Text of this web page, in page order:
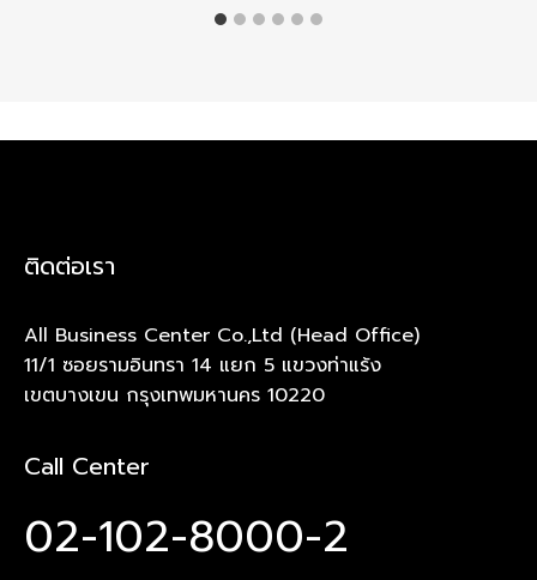
ติดต่อเรา
All Business Center Co.,Ltd (Head Office)
11/1 ซอยรามอินทรา 14 แยก 5 แขวงท่าแร้ง
เขตบางเขน กรุงเทพมหานคร 10220
Call Center
02-102-8000-2